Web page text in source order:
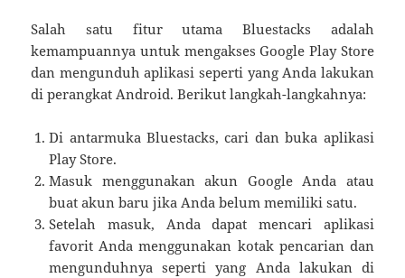
Salah satu fitur utama Bluestacks adalah
kemampuannya untuk mengakses Google Play Store
dan mengunduh aplikasi seperti yang Anda lakukan
di perangkat Android. Berikut langkah-langkahnya:
Di antarmuka Bluestacks, cari dan buka aplikasi
Play Store.
Masuk menggunakan akun Google Anda atau
buat akun baru jika Anda belum memiliki satu.
Setelah masuk, Anda dapat mencari aplikasi
favorit Anda menggunakan kotak pencarian dan
mengunduhnya seperti yang Anda lakukan di